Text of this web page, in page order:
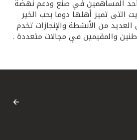
أحد المساهمين في صنع ودعم نهضة
التى تميز أهلها دوما بحب الخير
من الأنشطة والإنجازات تخدم
والمقيمين في مجالات متعددة .